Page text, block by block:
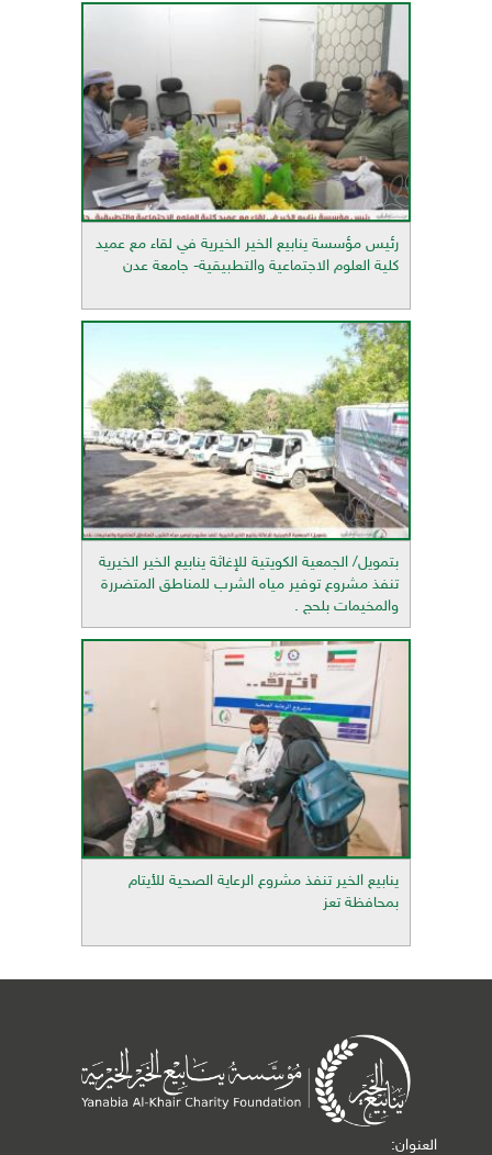
رئيس مؤسسة ينابيع الخير الخيرية في لقاء مع عميد
كلية العلوم الاجتماعية والتطبيقية- جامعة عدن
بتمويل/ الجمعية الكويتية للإغاثة ينابيع الخير الخيرية
تنفذ مشروع توفير مياه الشرب للمناطق المتضررة
والمخيمات بلحج .
ينابيع الخير تنفذ مشروع الرعاية الصحية للأيتام
بمحافظة تعز
العنوان: